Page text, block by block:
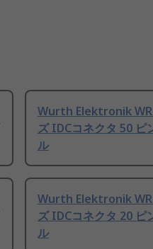
Wurth Elektronik
ズ IDCコネクタ 50 ピ
ル
Wurth Elektronik
ズ IDCコネクタ 20 ピ
ル